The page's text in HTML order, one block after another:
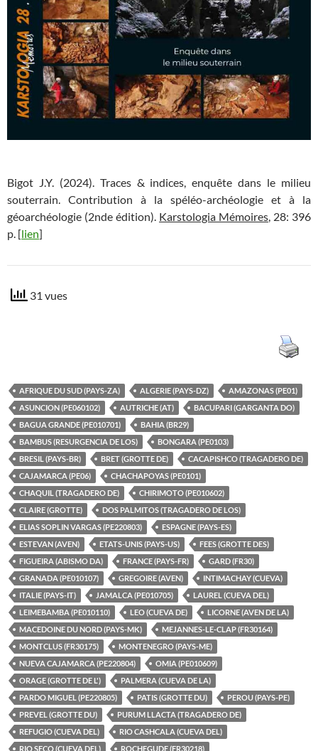
Bigot J.Y. (2024). Traces & indices, enquête dans le milieu
souterrain. Contribution à la spéléo-archéologie et à la
géoarchéologie (2nde édition). Karstologia Mémoires, 28: 396
p. [lien]
31 vues
AFRIQUE DU SUD (PAYS-ZA) ALGERIE (PAYS-DZ)
AMAZONAS (PE01)
ASUNCION (PE060102)
AUTRICHE (AT)
BACUPARI (GARGANTA DO)
BAGUA GRANDE (PE010701)
BAHIA (BR29)
BAMBUS (RESURGENCIA DE LOS)
BONGARA (PE0103)
BRESIL (PAYS-BR)
BRET (GROTTE DE)
CACAPISHCO (TRAGADERO DE)
CAJAMARCA (PE06)
CHACHAPOYAS (PE0101)
CHAQUIL (TRAGADERO DE)
CHIRIMOTO (PE010602)
CLAIRE (GROTTE)
DOS PALMITOS (TRAGADERO DE LOS)
ELIAS SOPLIN VARGAS (PE220803)
ESPAGNE (PAYS-ES)
ESTEVAN (AVEN)
ETATS-UNIS (PAYS-US)
FEES (GROTTE DES)
FIGUEIRA (ABISMO DA)
FRANCE (PAYS-FR)
GARD (FR30)
GRANADA (PE010107)
GREGOIRE (AVEN)
INTIMACHAY (CUEVA)
ITALIE (PAYS-IT)
JAMALCA (PE010705)
LAUREL (CUEVA DEL)
LEIMEBAMBA (PE010110)
LEO (CUEVA DE)
LICORNE (AVEN DE LA)
MACEDOINE DU NORD (PAYS-MK)
MEJANNES-LE-CLAP (FR30164)
MONTCLUS (FR30175)
MONTENEGRO (PAYS-ME)
NUEVA CAJAMARCA (PE220804)
OMIA (PE010609)
ORAGE (GROTTE DE L')
PALMERA (CUEVA DE LA)
PARDO MIGUEL (PE220805)
PATIS (GROTTE DU)
PEROU (PAYS-PE)
PREVEL (GROTTE DU)
PURUM LLACTA (TRAGADERO DE)
REFUGIO (CUEVA DEL)
RIO CASHCALA (CUEVA DEL)
RIO SECO (CUEVA DEL)
ROCHEGUDE (FR30218)